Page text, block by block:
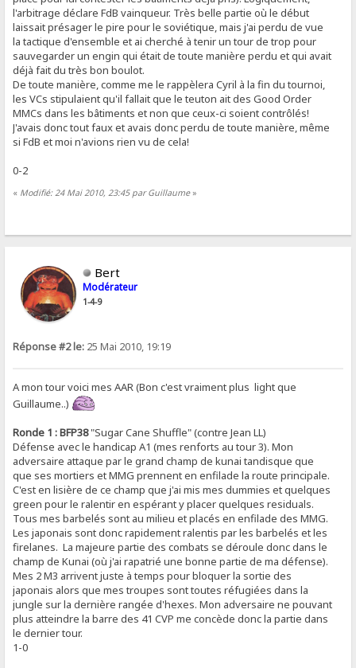
l'arbitrage déclare FdB vainqueur. Très belle partie où le début
laissait présager le pire pour le soviétique, mais j'ai perdu de vue
la tactique d'ensemble et ai cherché à tenir un tour de trop pour
sauvegarder un engin qui était de toute manière perdu et qui avait
déjà fait du très bon boulot.
De toute manière, comme me le rappèlera Cyril à la fin du tournoi,
les VCs stipulaient qu'il fallait que le teuton ait des Good Order
MMCs dans les bâtiments et non que ceux-ci soient contrôlés!
J'avais donc tout faux et avais donc perdu de toute manière, même
si FdB et moi n'avions rien vu de cela!
0-2
« Modifié: 24 Mai 2010, 23:45 par Guillaume»
Bert
Modérateur
1-4-9
Réponse #2 le: 25 Mai 2010, 19:19
A mon tour voici mes AAR (Bon c'est vraiment plus light que
Guillaume..)
Ronde 1 : BFP38"Sugar Cane Shuffle" (contre Jean LL)
Défense avec le handicap A1 (mes renforts au tour 3). Mon
adversaire attaque par le grand champ de kunai tandisque que
que ses mortiers et MMG prennent en enfilade la route principale.
C'est en lisière de ce champ que j'ai mis mes dummies et quelques
green pour le ralentir en espérant y placer quelques residuals.
Tous mes barbelés sont au milieu et placés en enfilade des MMG.
Les japonais sont donc rapidement ralentis par les barbelés et les
firelanes. La majeure partie des combats se déroule donc dans le
champ de Kunai (où j'ai rapatrié une bonne partie de ma défense).
Mes 2 M3 arrivent juste à temps pour bloquer la sortie des
japonais alors que mes troupes sont toutes réfugiées dans la
jungle sur la dernière rangée d'hexes. Mon adversaire ne pouvant
plus atteindre la barre des 41 CVP me concède donc la partie dans
le dernier tour.
1-0